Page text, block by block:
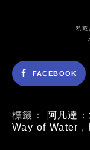
私藏
FACEBOOK
標籤： 阿凡達
Way of Water ,